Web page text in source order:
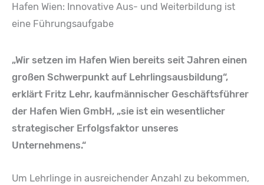
Hafen Wien: Innovative Aus- und Weiterbildung ist
eine Führungsaufgabe
„Wir setzen im Hafen Wien bereits seit Jahren einen
großen Schwerpunkt auf Lehrlingsausbildung“,
erklärt Fritz Lehr, kaufmännischer Geschäftsführer
der Hafen Wien GmbH, „sie ist ein wesentlicher
strategischer Erfolgsfaktor unseres
Unternehmens.“
Um Lehrlinge in ausreichender Anzahl zu bekommen,